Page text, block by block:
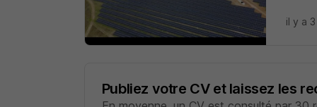
il y a
Publiez votre CV et laissez les